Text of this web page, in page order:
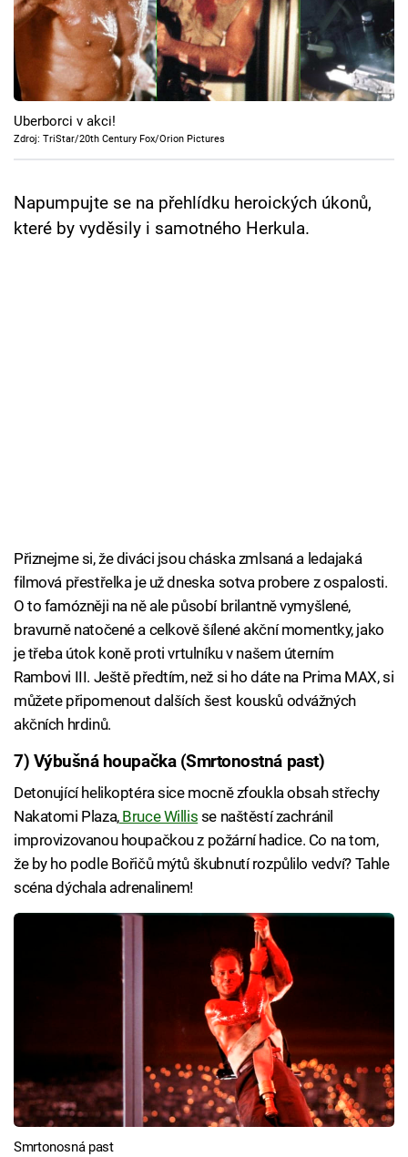
Cool Esport
Pořady
TV Program
Přihlášení
Uberborci v akci!
Zdroj: TriStar/20th Century Fox/Orion Pictures
Napumpujte se na přehlídku heroických úkonů,
které by vyděsily i samotného Herkula.
Přiznejme si, že diváci jsou cháska zmlsaná a ledajaká
filmová přestřelka je už dneska sotva probere z ospalosti.
O to famózněji na ně ale působí brilantně vymyšlené,
bravurně natočené a celkově šílené akční momentky, jako
je třeba útok koně proti vrtulníku v našem úterním
Rambovi III. Ještě předtím, než si ho dáte na Prima MAX, si
můžete připomenout dalších šest kousků odvážných
akčních hrdinů.
7) Výbušná houpačka (Smrtonostná past)
Detonující helikoptéra sice mocně zfoukla obsah střechy
Nakatomi Plaza,Bruce Willis se naštěstí zachránil
improvizovanou houpačkou z požární hadice. Co na tom,
že by ho podle Bořičů mýtů škubnutí rozpůlilo vedví? Tahle
scéna dýchala adrenalinem!
Smrtonosná past